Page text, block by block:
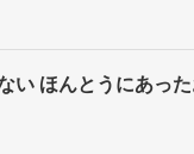
い ほんとうにあっ